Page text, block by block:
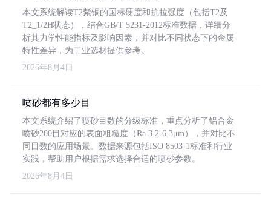
本文系统解读T2紫铜的国标硬度和抗拉强度（包括T2及
T2_1/2H状态），结合GB/T 5231-2012标准数据，详细分
析其力学性能指标及影响因素，并对比不同状态下的金属
特性差异，为工业选材提供参考。
2026年8月4日
喷砂都有多少目
本文系统介绍了喷砂目数的分级标准，重点分析了铝合金
喷砂200目对应的表面粗糙度（Ra 3.2-6.3μm），并对比不
同目数的应用场景。数据来源包括ISO 8503-1标准和行业
实践，帮助用户根据需求选择合适的喷砂参数。
2026年8月4日